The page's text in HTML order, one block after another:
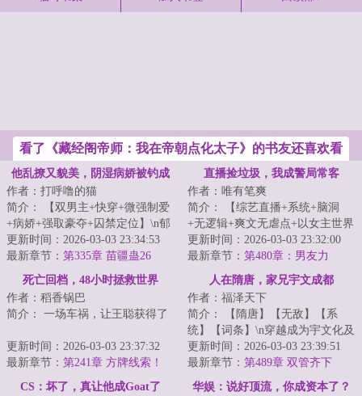
看了《藏经阁帝师：我在帝朝点化太子》的书友还喜欢看
他乱撩又貌美，阴湿病娇被钓成
狗
作者：打呼噜的猫
简介： 【双男主+快穿+微强制爱
+病娇+强取豪夺+囚禁定位】\n郁
尧，胆小又爱撩，撩完又爱跑...
更新时间：2026-03-03 23:34:53
最新章节： 第335章 苗疆蛊26
直播捡垃圾，我成警局常客
作者：唯有笔爽
简介： 【综艺直播+系统+脑洞
+无逻辑+爽文无虐点+以女主世界
为中心】
更新时间：2026-03-03 23:32:00
最新章节： 第480章：男友力
死亡回档，48小时拯救世界
作者：稻香锅巴
简介： 一场车祸，让王聪获得了
“死亡回档”的能力！?\n正当他
准...
更新时间：2026-03-03 23:37:32
最新章节： 第241章 方牌线索！
人在隋唐，家兄宇文成都
作者：福泽天下
简介： 【隋唐】【无敌】【系
统】【词条】\n穿越成为宇文化及
第三子，宇文成都的弟弟宇文成
惠。...
更新时间：2026-03-03 23:39:51
最新章节： 第489章 双管齐下
CS：坏了，真让他成Goat了
华娱：说好顶流，你成资本了？